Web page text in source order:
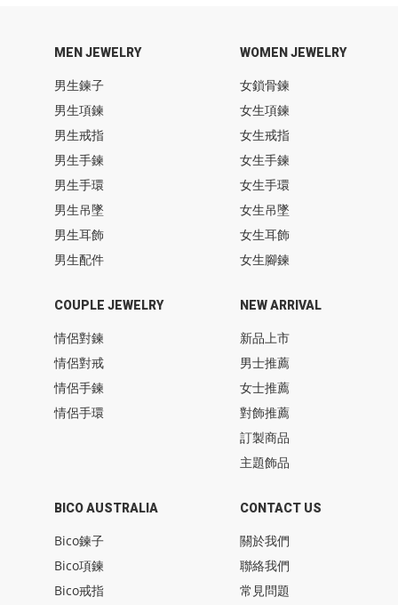
MEN JEWELRY
男生鍊子
男生項鍊
男生戒指
男生手鍊
男生手環
男生吊墜
男生耳飾
男生配件
WOMEN JEWELRY
女鎖骨鍊
女生項鍊
女生戒指
女生手鍊
女生手環
女生吊墜
女生耳飾
女生腳鍊
COUPLE JEWELRY
情侶對鍊
情侶對戒
情侶手鍊
情侶手環
BICO AUSTRALIA
Bico鍊子
Bico項鍊
Bico戒指
NEW ARRIVAL
新品上市
男士推薦
女士推薦
對飾推薦
訂製商品
主題飾品
CONTACT US
關於我們
聯絡我們
常見問題